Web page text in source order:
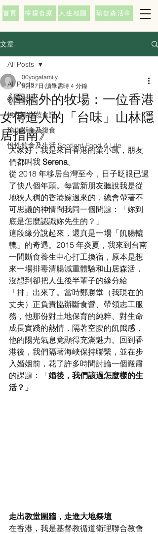
首頁 檸檬食療 人生地圖 瑜伽森活@
文章
All Posts
教學影片
悅性瑜伽蔬食譜
瑜伽斷食及復食
悅性飲食及生活 Sentient Food & Life
All Posts
《圍牆外的牧場：一位香港
女傳道人的「台味」山林隱
居指南》
00yogafamily
5月27日 讀畢需時 4 分鐘
大家好，我是來自香港的梁小鳳，朋友
們都叫我 Serena。
從 2018 年移居台灣至今，日子眨眼已過
了快八個年頭。每當新朋友聽說我是從
地狹人稠的香港嫁過來的，總會帶著不
可思議的神情問我同一個問題：「妳到
底是怎麼認識妳先生的？」
這段緣分說起來，還真是一場「飢腸轆
轆」的奇遇。2015 年炎夏，我來到台南
一間斷食養生中心打工換宿，原本是想
來一場排毒清腸減重體驗和山居森活，
沒想到卻把人生後半輩子的緣分給
「排」出來了。當時鄭勝堂（我現在的
丈夫）正負責協辦斷食營、帶領志工服
務，他那份對土地保育的純粹、對生命
成長實踐的熱情，隔著空腹的飢餓感，
他的陽光氣息竟顯得充滿魅力。回到香
港後，我們隔著海峽保持聯繫，並在步
入婚姻前，花了許多時間討論一個嚴肅
的課題：「婚後，我們該過怎麼樣的生
活？」
走出教堂圍牆，走進大地祭壇
在香港，我是基督教循道衛理聯合教會